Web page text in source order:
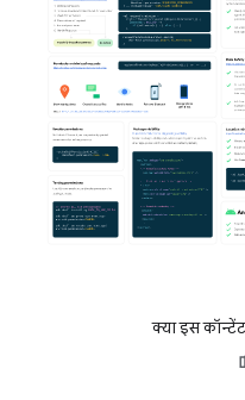
क्या इस